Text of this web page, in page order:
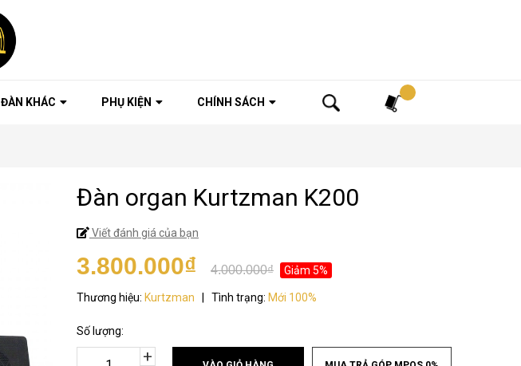
ĐÀN KHÁC PHỤ KIỆN CHÍNH SÁCH
Đàn organ Kurtzman K200
Viết đánh giá của bạn
3.800.000₫ 4.000.000₫ Giảm 5%
Thương hiệu: Kurtzman Tình trạng: Mới 100%
Số lượng:
+